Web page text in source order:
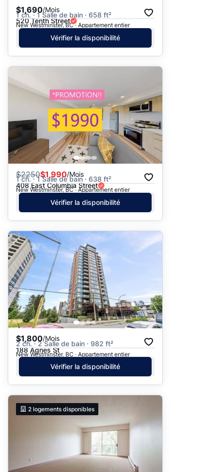
$1,690/Mois
1 ch. · 1 Salle de bain · 658 ft²
520 Tenth Street
New Westminster, BC · Appartement entier
Vérifier la disponibilité
$2250$1,990/Mois
1 ch. · 1 Salle de bain · 638 ft²
408 East Columbia Street
New Westminster, BC · Appartement entier
Vérifier la disponibilité
$1,800/Mois
2 ch. · 2 Salle de bain · 982 ft²
188 Agnes St
New Westminster, BC · Appartement entier
Vérifier la disponibilité
2 logements disponibles